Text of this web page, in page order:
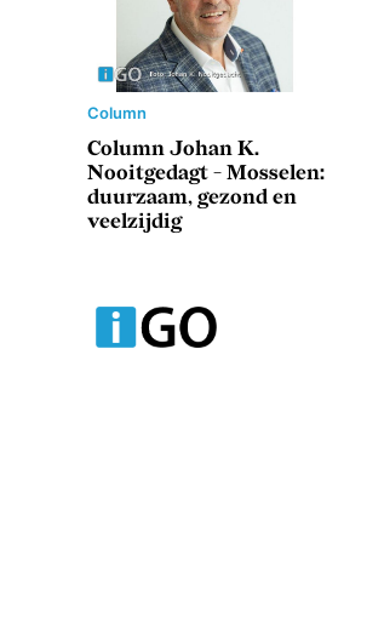
Column
Column Johan K.
Nooitgedagt - Mosselen:
duurzaam, gezond en
veelzijdig